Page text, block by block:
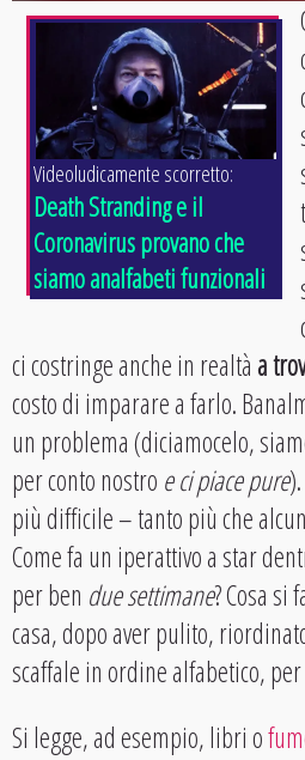
Videoludicamente scorretto:
Death Stranding e il
Coronavirus provano che
siamo analfabeti funzionali
ci costringe anche in realtàa
costo di imparare a farlo.
un problema (diciamocelo,
per conto nostro e ci piace pure
più difficile – tanto più che
Come fa un iperattivo a star
per ben due settimane? Cosa si
casa, dopo aver pulito,
scaffale in ordine alfabetico,
Si legge, ad esempio, libri o